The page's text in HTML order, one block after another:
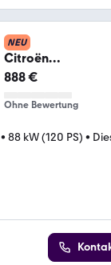
NEU
Citroën
888 €
Ohne Bewertung
• 88 kW (120 PS) •